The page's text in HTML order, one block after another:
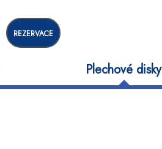
REZERVACE
Plechové disky